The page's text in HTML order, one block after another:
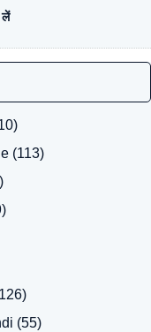
लें
(113)
(55)